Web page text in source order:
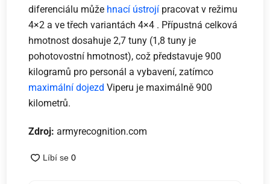
diferenciálu může hnací ústrojí pracovat v režimu
4×2 a ve třech variantách 4×4 . Přípustná celková
hmotnost dosahuje 2,7 tuny (1,8 tuny je
pohotovostní hmotnost), což představuje 900
kilogramů pro personál a vybavení, zatímco
maximální dojezd Viperu je maximálně 900
kilometrů.
Zdroj:armyrecognition.com